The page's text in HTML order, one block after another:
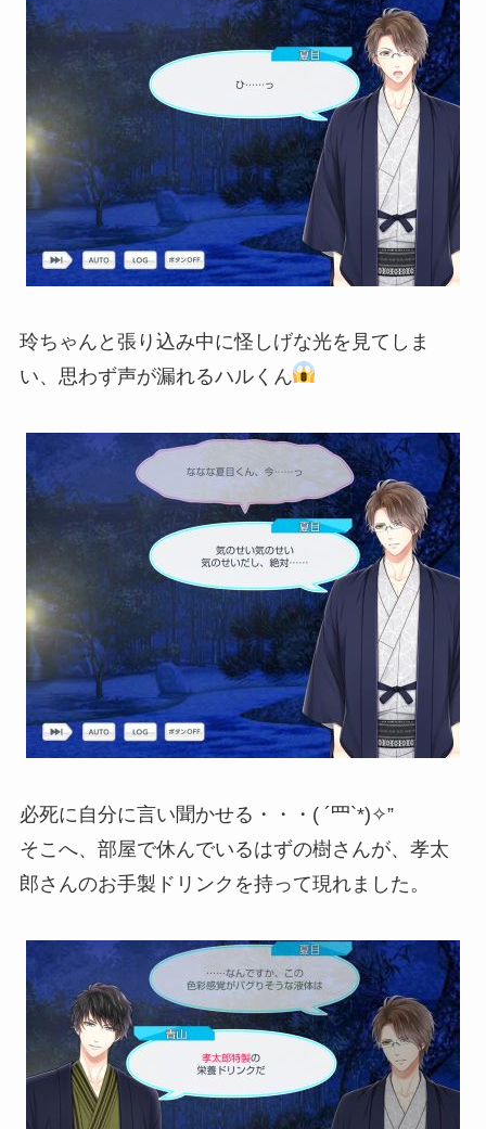
玲ちゃんと張り込み中に怪しげな光を見てしま
い、思わず声が漏れるハルくん
必死に自分に言い聞かせる・・・( ´罒`*)✧”
そこへ、部屋で休んでいるはずの樹さんが、孝太
郎さんのお手製ドリンクを持って現れました。